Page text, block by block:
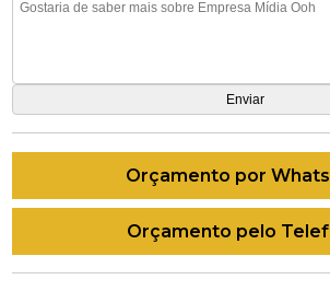
Orçamento por
Orçamento pelo